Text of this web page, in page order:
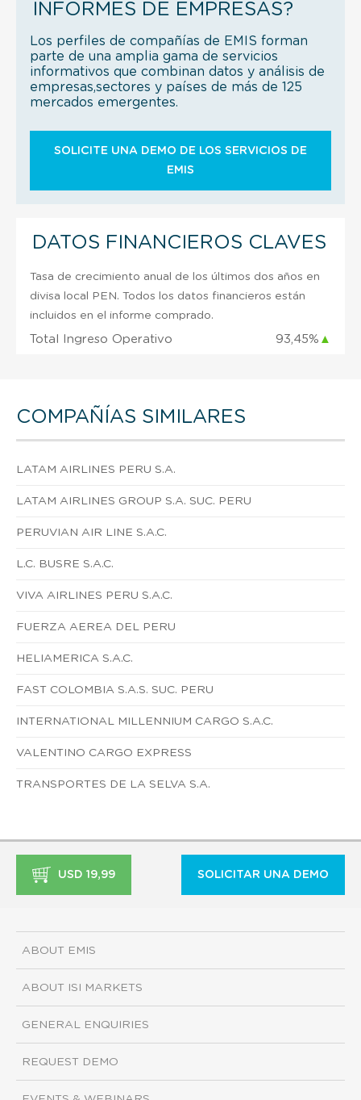
INFORMES DE EMPRESAS?
Los perfiles de compañías de EMIS forman
parte de una amplia gama de servicios
informativos que combinan datos y análisis de
empresas,sectores y países de más de 125
mercados emergentes.
SOLICITE UNA DEMO DE LOS SERVICIOS DE
EMIS
DATOS FINANCIEROS CLAVES
Tasa de crecimiento anual de los últimos dos años en
divisa local PEN. Todos los datos financieros están
incluidos en el informe comprado.
Total Ingreso Operativo 93,45% ▲
COMPAÑÍAS SIMILARES
LATAM AIRLINES PERU S.A.
LATAM AIRLINES GROUP S.A. SUC. PERU
PERUVIAN AIR LINE S.A.C.
L.C. BUSRE S.A.C.
VIVA AIRLINES PERU S.A.C.
FUERZA AEREA DEL PERU
HELIAMERICA S.A.C.
FAST COLOMBIA S.A.S. SUC. PERU
INTERNATIONAL MILLENNIUM CARGO S.A.C.
VALENTINO CARGO EXPRESS
TRANSPORTES DE LA SELVA S.A.
USD 19,99 SOLICITAR UNA DEMO
ABOUT EMIS
ABOUT ISI MARKETS
GENERAL ENQUIRIES
REQUEST DEMO